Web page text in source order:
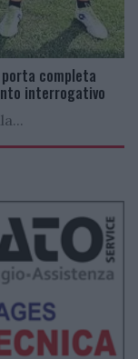
completa
interrogativo